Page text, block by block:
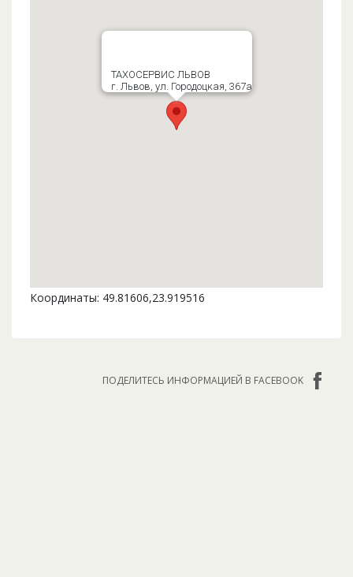
ТАХОСЕРВИС ЛЬВОВ
г. Львов, ул. Городоцкая, 367а
Координаты: 49.81606,23.919516
ПОДЕЛИТЕСЬ ИНФОРМАЦИЕЙ В FACEBOOK